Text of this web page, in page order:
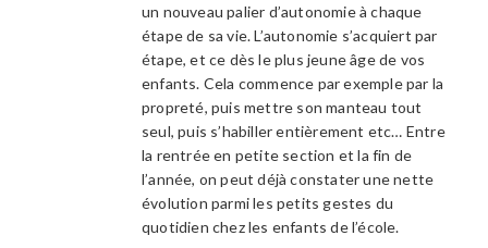
un nouveau palier d’autonomie à chaque
étape de sa vie. L’autonomie s’acquiert par
étape, et ce dès le plus jeune âge de vos
enfants. Cela commence par exemple par la
propreté, puis mettre son manteau tout
seul, puis s’habiller entièrement etc… Entre
la rentrée en petite section et la fin de
l’année, on peut déjà constater une nette
évolution parmi les petits gestes du
quotidien chez les enfants de l’école.